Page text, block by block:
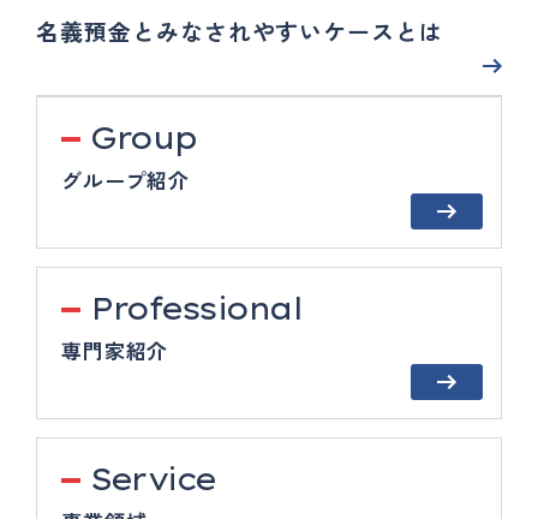
名義預金とみなされやすいケースとは
Group
グループ紹介
Professional
専門家紹介
Service